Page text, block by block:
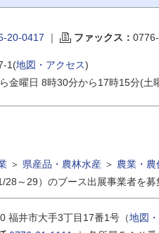
20-0417 ｜ ファックス：
1(地図・アクセス)
金曜日 8時30分から17時15分(土
＞ 県産品・農林水産 ＞ 農業・農
28～29）のブース出展事業者を募
福井市大手3丁目17番1号（地図